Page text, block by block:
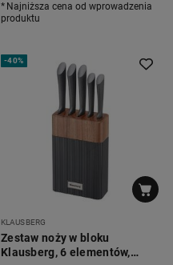
Najniższa cena od wprowadzenia
produktu
-40%
KLAUSBERG
Zestaw noży w bloku
Klausberg, 6 elementów,